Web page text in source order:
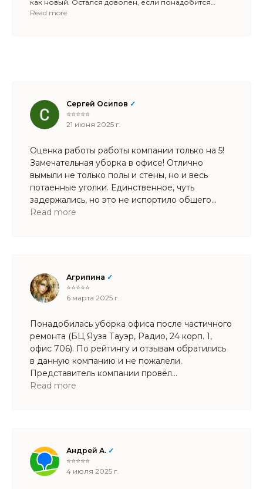
как новый. Остался доволен, если понадобится
ещё — обращусь сюда же.
Read more
Сергей Осипов ✓
⭐⭐⭐⭐⭐
21 июня 2025 г.
Оценка работы работы компании только на 5!
Замечательная уборка в офисе! Отлично
вымыли не только полы и стены, но и весь
потаенные уголки. Единственное, чуть
задержались, но это не испортило общего
впечатления. Будем обращаться снова!
Read more
Агрипина ✓
⭐⭐⭐⭐⭐
6 марта 2025 г.
Понадобилась уборка офиса после частичного
ремонта (БЦ Яуза Тауэр, Радио, 24 корп. 1,
офис 706). По рейтингу и отзывам обратились
в данную компанию и не пожалели.
Представитель компании провёл
предварительный осмотр помещения
быстро (площадь офиса большая)
и качественно произвели все необходимые
работы. Персонал вежливый и позитивно
Read more
Андрей А. ✓
⭐⭐⭐⭐⭐
4 июля 2025 г.